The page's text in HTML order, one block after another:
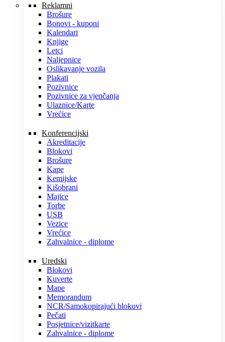
Reklamni
Brošure
Bonovi - kuponi
Kalendari
Knjige
Letci
Naljepnice
Oslikavanje vozila
Plakati
Pozivnice
Pozivnice za vjenčanja
Ulaznice/Karte
Vrećice
Konferencijski
Akreditacije
Blokovi
Brošure
Kape
Kemijske
Kišobrani
Majice
Torbe
USB
Vezice
Vrećice
Zahvalnice - diplome
Uredski
Blokovi
Kuverte
Mape
Memorandum
NCR/Samokopirajući blokovi
Pečati
Posjetnice/vizitkarte
Zahvalnice - diplome